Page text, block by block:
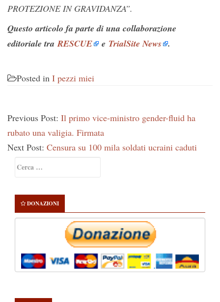
PROTEZIONE IN GRAVIDANZA”.
Questo articolo fa parte di una collaborazione
editoriale traRESCUE e TrialSite News .
Posted in I pezzi miei
Previous Post: Il primo vice-ministro gender-fluid ha
rubato una valigia. Firmata
Next Post: Censura su 100 mila soldati ucraini caduti
Sidebar
per:
DONAZIONI